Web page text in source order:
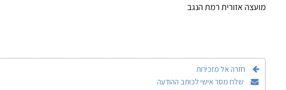
מועצה אזורית רמת הנגב
חזרה אל מזכירות
שלח מסר אישי לכותב ההודעה